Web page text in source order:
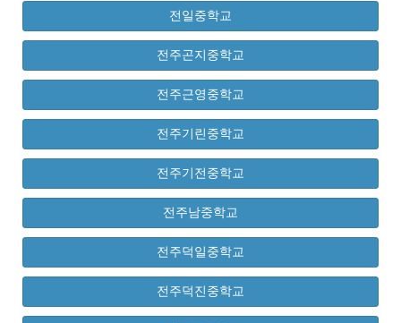
전일중학교
전주곤지중학교
전주근영중학교
전주기린중학교
전주기전중학교
전주남중학교
전주덕일중학교
전주덕진중학교